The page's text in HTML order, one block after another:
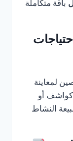
باقة متكاملة
لمعاينة
كواشف أو
النشاط